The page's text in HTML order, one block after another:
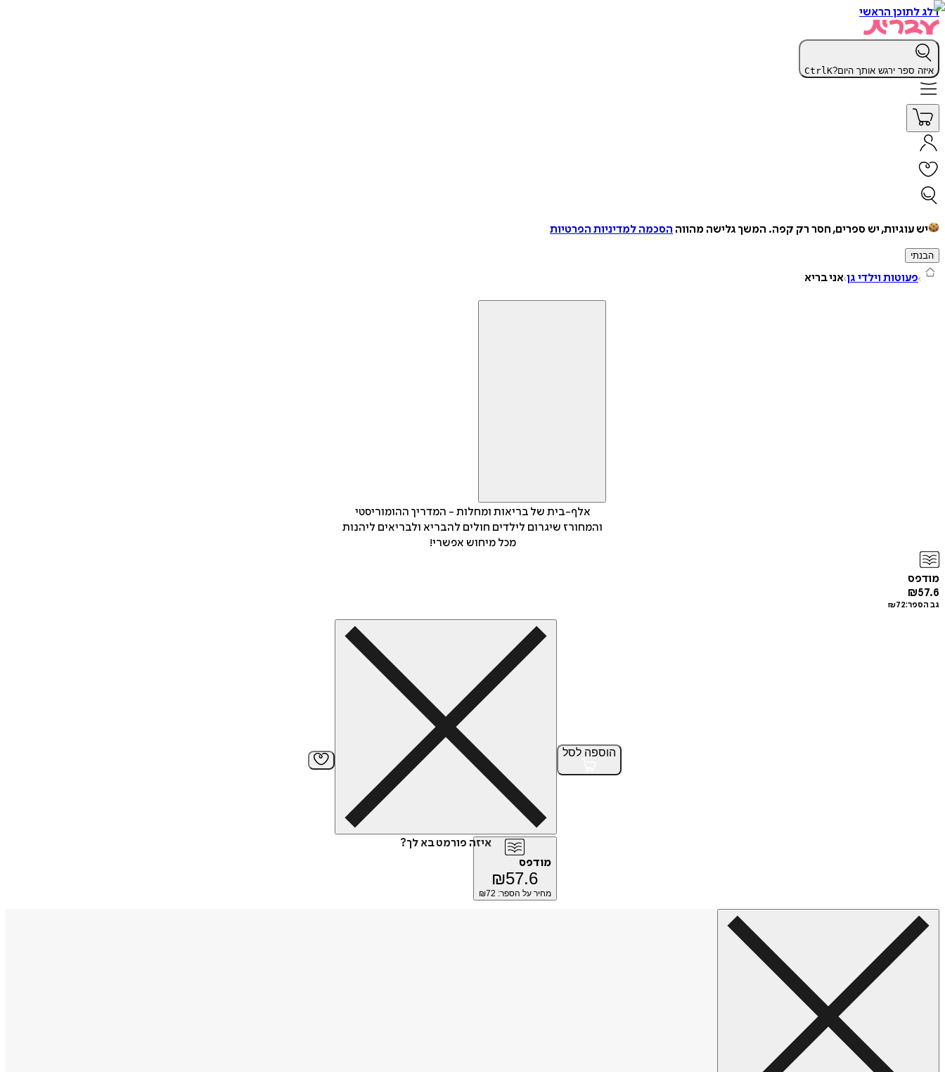
דלג לתוכן הראשי
איזה ספר ירגש אותך היום? CtrlK
יש עוגיות, יש ספרים, חסר רק קפה. המשך גלישה מהווה הסכמה למדיניות הפרטיות
הבנתי
פעוטות וילדי גן אני בריא
אלף-בית של בריאות ומחלות - המדריך ההומוריסטי
והמחורז שיגרום לילדים חולים להבריא ולבריאים ליהנות
מכל מיחוש אפשרי!
מודפס
₪57.6
גב הספר: ₪72
הוספה לסל
איזה פורמט בא לך?
מודפס
₪57.6
מחיר על הספר: ₪ 72